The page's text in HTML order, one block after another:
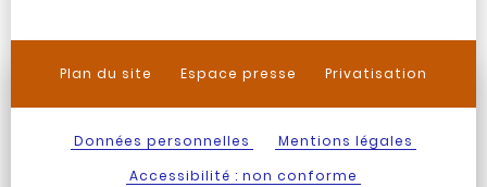
Plan du site Espace presse Privatisation
Données personnelles
Mentions légales
Accessibilité : non conforme